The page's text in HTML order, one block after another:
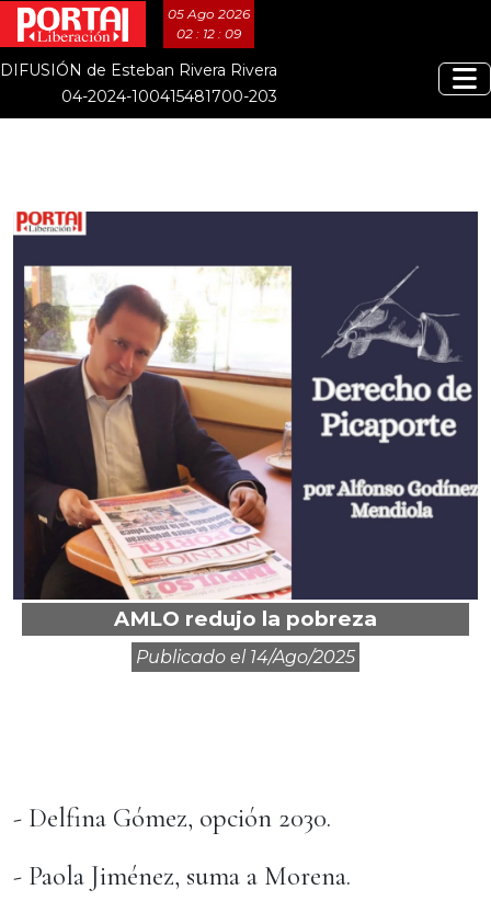
05 Ago 2026
02 : 12 : 10
DIFUSIÓN de Esteban Rivera Rivera
04-2024-100415481700-203
AMLO redujo la pobreza
Publicado el 14/ago/2025
- Delfina Gómez, opción 2030.
- Paola Jiménez, suma a Morena.